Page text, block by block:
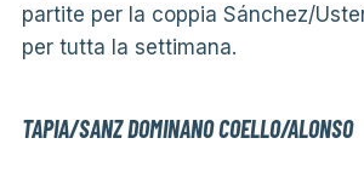
partite per la coppia Sánchez/
per tutta la settimana.
TAPIA/SANZ DOMINANO COELLO/ALONSO